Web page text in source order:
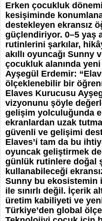
Erken çocukluk
kesişiminde
destekleyen ekransız
güçlendiriyor. 0–5 yaş
rutinlerini şarkılar,
akıllı oyuncağı
çocukluk alanında
Ayşegül Erdemir:
ölçeklenebilir bir
Elaves Kurucusu
vizyonunu şöyle
gelişim yolculuğunda
ekranlardan uzak
güvenli ve gelişimi
Elaves’i tam da bu
oyuncak geliştirmek
günlük rutinlere doğal
kullanabileceği
Sunny bu ekosistemin
ile sınırlı değil. İçerik
üretim kabiliyeti ve
Türkiye’den global